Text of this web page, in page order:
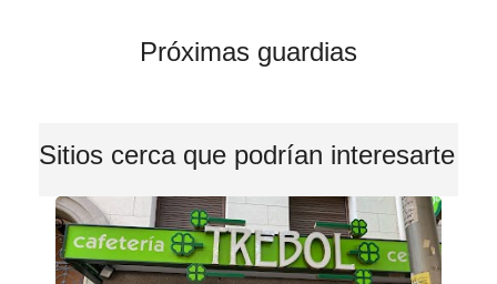
Próximas guardias
Sitios cerca que podrían interesarte